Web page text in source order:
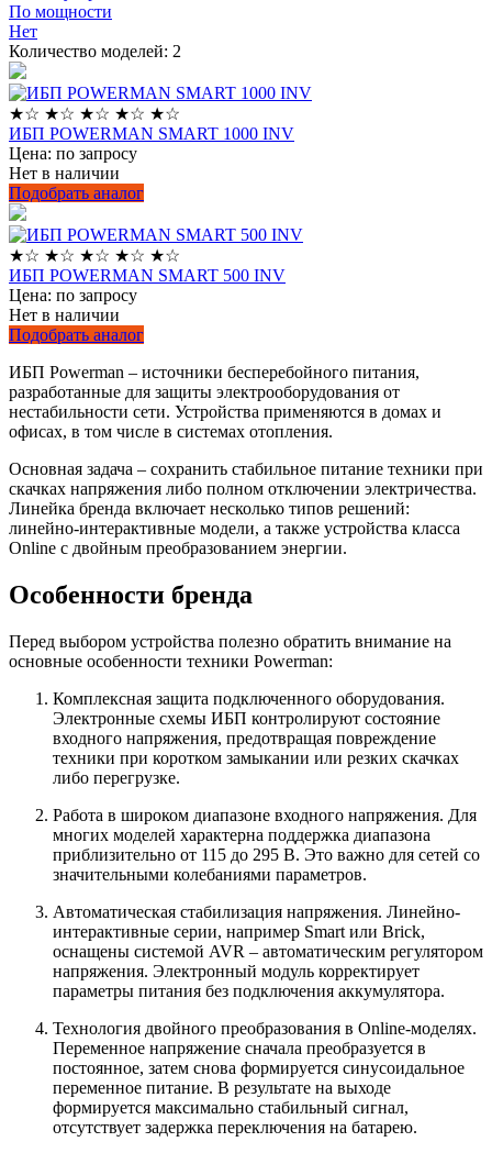
По мощности
Нет
Количество моделей: 2
★☆ ★☆ ★☆ ★☆ ★☆
ИБП POWERMAN SMART 1000 INV
Цена: по запросу
Нет в наличии
Подобрать аналог
★☆ ★☆ ★☆ ★☆ ★☆
ИБП POWERMAN SMART 500 INV
Цена: по запросу
Нет в наличии
Подобрать аналог
ИБП Powerman – источники бесперебойного питания,
разработанные для защиты электрооборудования от
нестабильности сети. Устройства применяются в домах и
офисах, в том числе в системах отопления.
Основная задача – сохранить стабильное питание техники при
скачках напряжения либо полном отключении электричества.
Линейка бренда включает несколько типов решений:
линейно-интерактивные модели, а также устройства класса
Online с двойным преобразованием энергии.
Особенности бренда
Перед выбором устройства полезно обратить внимание на
основные особенности техники Powerman:
Комплексная защита подключенного оборудования.
Электронные схемы ИБП контролируют состояние
входного напряжения, предотвращая повреждение
техники при коротком замыкании или резких скачках
либо перегрузке.
Работа в широком диапазоне входного напряжения. Для
многих моделей характерна поддержка диапазона
приблизительно от 115 до 295 В. Это важно для сетей со
значительными колебаниями параметров.
Автоматическая стабилизация напряжения. Линейно-
интерактивные серии, например Smart или Brick,
оснащены системой AVR – автоматическим регулятором
напряжения. Электронный модуль корректирует
параметры питания без подключения аккумулятора.
Технология двойного преобразования в Online-моделях.
Переменное напряжение сначала преобразуется в
постоянное, затем снова формируется синусоидальное
переменное питание. В результате на выходе
формируется максимально стабильный сигнал,
отсутствует задержка переключения на батарею.